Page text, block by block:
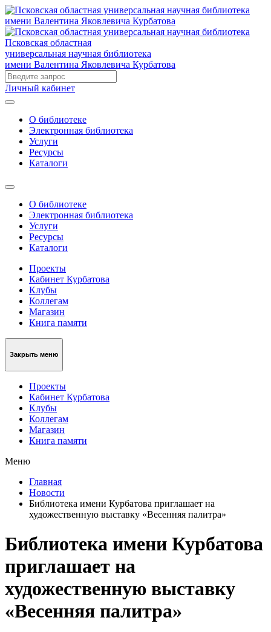
Псковская областная
универсальная научная библиотека
имени Валентина Яковлевича Курбатова
Личный кабинет
О библиотеке
Электронная библиотека
Услуги
Ресурсы
Каталоги
О библиотеке
Электронная библиотека
Услуги
Ресурсы
Каталоги
Проекты
Кабинет Курбатова
Клубы
Коллегам
Магазин
Книга памяти
Закрыть меню
Проекты
Кабинет Курбатова
Клубы
Коллегам
Магазин
Книга памяти
Меню
Главная
Новости
Библиотека имени Курбатова приглашает на
художественную выставку «Весенняя палитра»
Библиотека имени Курбатова
приглашает на
художественную выставку
«Весенняя палитра»